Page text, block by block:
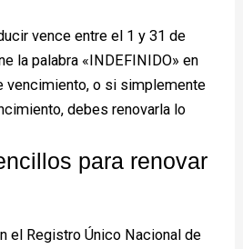
vence entre el 1 y 31 de
la palabra «INDEFINIDO» en
vencimiento, o si simplemente
debes renovarla lo
para renovar
el Registro Único Nacional de